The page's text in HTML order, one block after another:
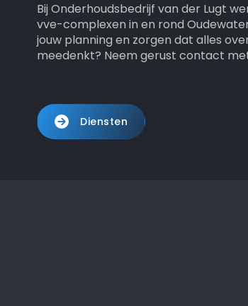
Bij Onderhoudsbedrijf van der Lugt
vve-complexen in en rond
jouw planning en zorgen dat alles
meedenkt? Neem gerust contact
Diensten